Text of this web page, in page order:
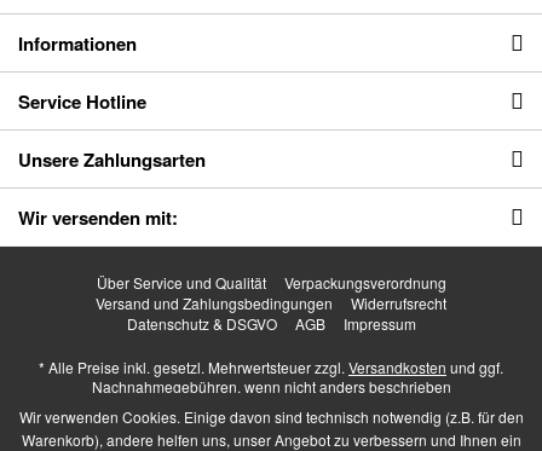
Informationen
Service Hotline
Unsere Zahlungsarten
Wir versenden mit:
Über Service und Qualität
Verpackungsverordnung
Versand und Zahlungsbedingungen
Widerrufsrecht
Datenschutz & DSGVO
AGB Impressum
* Alle Preise inkl. gesetzl. Mehrwertsteuer zzgl. Versandkosten und ggf.
Nachnahmegebühren, wenn nicht anders beschrieben
Higher Heels - All Rights Reserved. Design byTC-Innovations GmbH
Wir verwenden Cookies. Einige davon sind technisch notwendig (z.B. für den
Warenkorb), andere helfen uns, unser Angebot zu verbessern und Ihnen ein